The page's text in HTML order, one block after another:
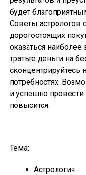
будет
Советы
дорогостоящих
оказаться
тратьте деньги на
потребностях.
и успешно провести
повысится.
Тема:
Астрология